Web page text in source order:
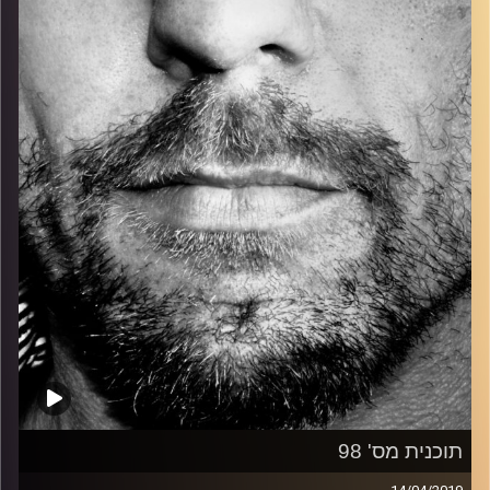
כל מה שחי, אמיתי ונושם.
עם שמוליק רגב.
קרדיט תמונות: David Goehring
תוכנית מס' 98